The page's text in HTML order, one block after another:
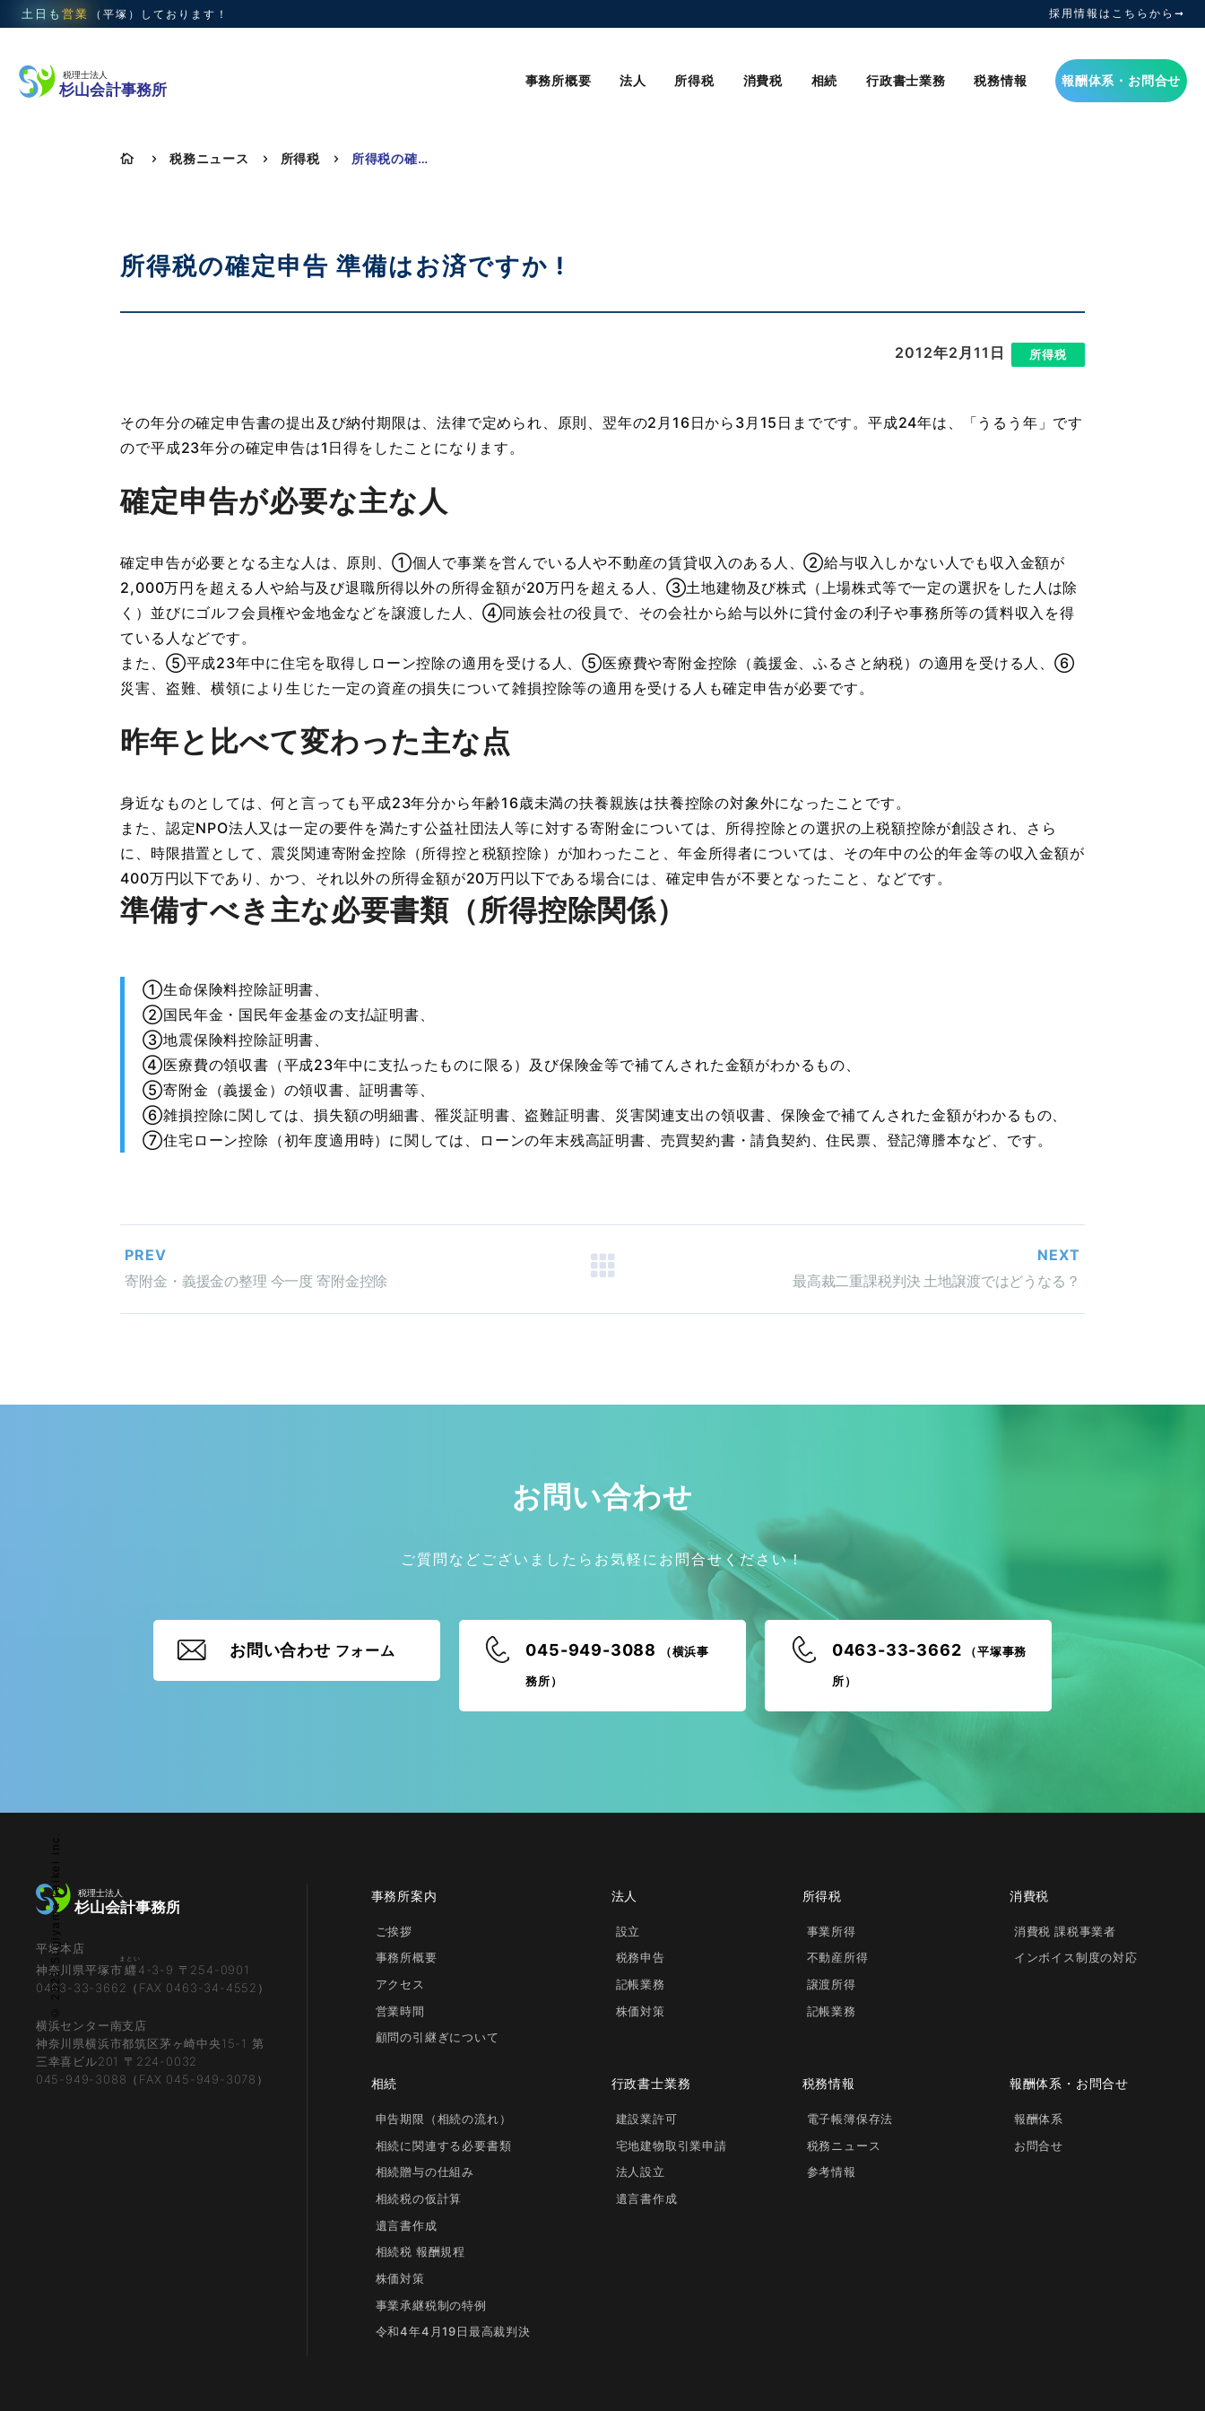
土日も 営業 （平塚） しております！ 採用情報はこちらから➞
事務所概要 法人 所得税 消費税 相続 行政書士業務 税務情報 報酬体系・お問合せ
 5 税務ニュース 5 所得税 5 所得税の確定申告 準備はお済ですか !
所得税の確定申告 準備はお済ですか !
2012年2月11日 所得税
その年分の確定申告書の提出及び納付期限は、法律で定められ、原則、翌年の2月16日から3月15日までです。平成24年は、「うるう年」です
ので平成23年分の確定申告は1日得をしたことになります。
確定申告が必要な主な人
確定申告が必要となる主な人は、原則、①個人で事業を営んでいる人や不動産の賃貸収入のある人、②給与収入しかない人でも収入金額が
2,000万円を超える人や給与及び退職所得以外の所得金額が20万円を超える人、③土地建物及び株式（上場株式等で一定の選択をした人は除
く）並びにゴルフ会員権や金地金などを譲渡した人、④同族会社の役員で、その会社から給与以外に貸付金の利子や事務所等の賃料収入を得
ている人などです。
また、⑤平成23年中に住宅を取得しローン控除の適用を受ける人、⑤医療費や寄附金控除（義援金、ふるさと納税）の適用を受ける人、⑥
災害、盗難、横領により生じた一定の資産の損失について雑損控除等の適用を受ける人も確定申告が必要です。
昨年と比べて変わった主な点
身近なものとしては、何と言っても平成23年分から年齢16歳未満の扶養親族は扶養控除の対象外になったことです。
また、認定NPO法人又は一定の要件を満たす公益社団法人等に対する寄附金については、所得控除との選択の上税額控除が創設され、さら
に、時限措置として、震災関連寄附金控除（所得控と税額控除）が加わったこと、年金所得者については、その年中の公的年金等の収入金額が
400万円以下であり、かつ、それ以外の所得金額が20万円以下である場合には、確定申告が不要となったこと、などです。
準備すべき主な必要書類（所得控除関係）
①生命保険料控除証明書、
②国民年金・国民年金基金の支払証明書、
③地震保険料控除証明書、
④医療費の領収書（平成23年中に支払ったものに限る）及び保険金等で補てんされた金額がわかるもの、
⑤寄附金（義援金）の領収書、証明書等、
⑥雑損控除に関しては、損失額の明細書、罹災証明書、盗難証明書、災害関連支出の領収書、保険金で補てんされた金額がわかるもの、
⑦住宅ローン控除（初年度適用時）に関しては、ローンの年末残高証明書、売買契約書・請負契約、住民票、登記簿謄本など、です。
PREV
寄附金・義援金の整理 今一度 寄附金控除
NEXT
最高裁二重課税判決 土地譲渡ではどうなる？
お問い合わせ
ご質問などございましたらお気軽にお問合せください！
お問い合わせ フォーム 045-949-3088 （横浜事
務所）
0463-33-3662 （平塚事務
所）
© 2023 Sugiyama kaikei inc.
平塚本店
神奈川県平塚市纒
まとい
4-3-9 〒254-0901
0463-33-3662（FAX 0463-34-4552）
横浜センター南支店
神奈川県横浜市都筑区茅ヶ崎中央15-1 第
三幸喜ビル201 〒224-0032
045-949-3088（FAX 045-949-3078）
事務所案内
ご挨拶
事務所概要
アクセス
営業時間
顧問の引継ぎについて
法人
設立
税務申告
記帳業務
株価対策
所得税
事業所得
不動産所得
譲渡所得
記帳業務
消費税
消費税 課税事業者
インボイス制度の対応
相続
申告期限（相続の流れ）
相続に関連する必要書類
相続贈与の仕組み
相続税の仮計算
遺言書作成
相続税 報酬規程
株価対策
事業承継税制の特例
令和4年4月19日最高裁判決
行政書士業務
建設業許可
宅地建物取引業申請
法人設立
遺言書作成
税務情報
電子帳簿保存法
税務ニュース
参考情報
報酬体系・お問合せ
報酬体系
お問合せ